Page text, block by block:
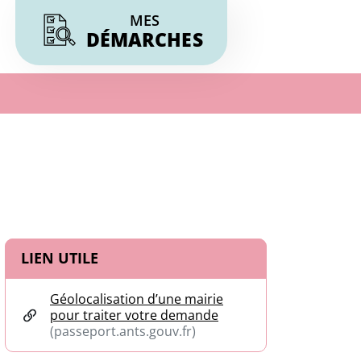
MES
DÉMARCHES
Informations complémentaires
LIEN UTILE
Géolocalisation d’une mairie
pour traiter votre demande
(passeport.ants.gouv.fr)